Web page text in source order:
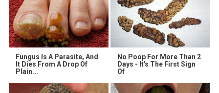
Fungus Is A Parasite, And
It Dies From A Drop Of
Plain...
No Poop For More Than 2
Days - It's The First Sign
Of